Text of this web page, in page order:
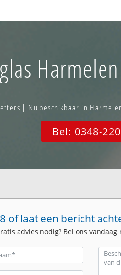
| Nu beschikbaar in
Bel: 0348-
of laat een bericht
advies nodig? Bel ons vandaag